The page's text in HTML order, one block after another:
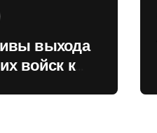
выхода
войск к